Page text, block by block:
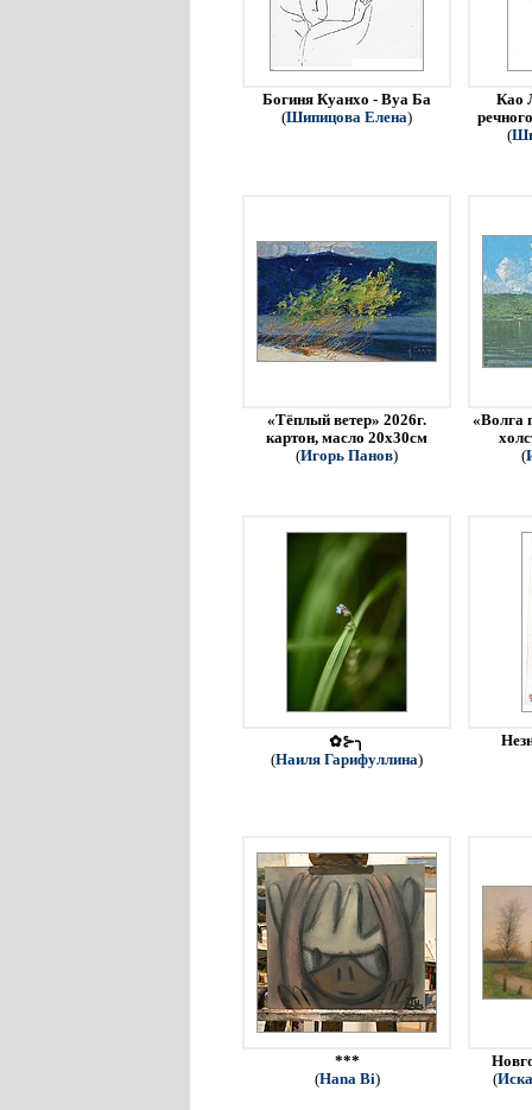
Богиня Куанхо - Вуа Ба
(Шипицова Елена)
Као
(
«Тёплый ветер» 2026г.
картон, масло 20х30см
(Игорь Панов)
«Волга
(
✿⊱╮
(Наиля Гарифуллина)
***
(Hana Bi)
(